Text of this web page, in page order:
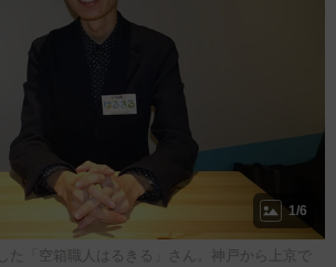
1/6
た「空箱職人はるきる」さん。神戸から上京で